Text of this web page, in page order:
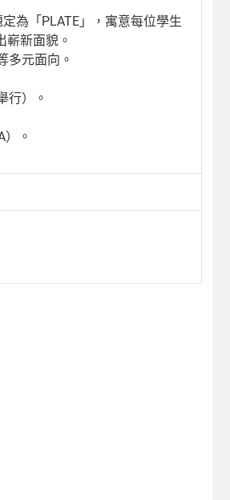
為「PLATE」，寓意每位學生
新面貌。
多元面向。
行）。
。